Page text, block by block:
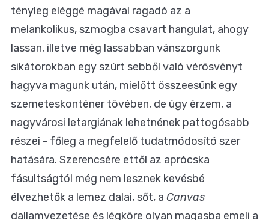
tényleg eléggé magával ragadó az a
melankolikus, szmogba csavart hangulat, ahogy
lassan, illetve még lassabban vánszorgunk
sikátorokban egy szúrt sebből való vérösvényt
hagyva magunk után, mielőtt összeesünk egy
szemeteskonténer tövében, de úgy érzem, a
nagyvárosi letargiának lehetnének pattogósabb
részei - főleg a megfelelő tudatmódosító szer
hatására. Szerencsére ettől az aprócska
fásultságtól még nem lesznek kevésbé
élvezhetők a lemez dalai, sőt, a Canvas
dallamvezetése és légköre olyan magasba emeli a